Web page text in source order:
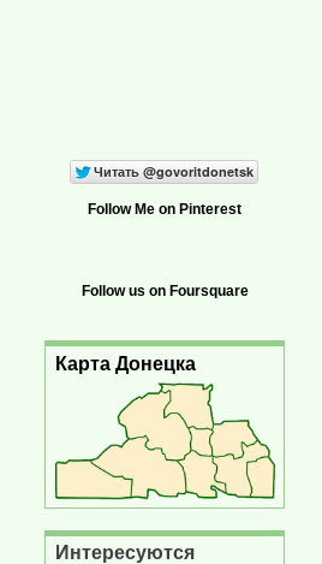
Follow Me on Pinterest
Follow us on Foursquare
Карта Донецка
Интересуются